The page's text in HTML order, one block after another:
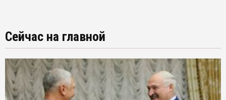
Сейчас на главной